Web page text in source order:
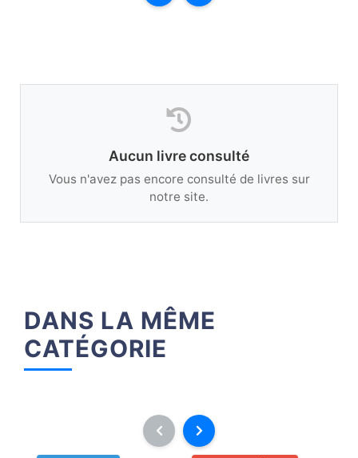
Aucun livre consulté
Vous n'avez pas encore consulté de livres sur
notre site.
DANS LA MÊME
CATÉGORIE